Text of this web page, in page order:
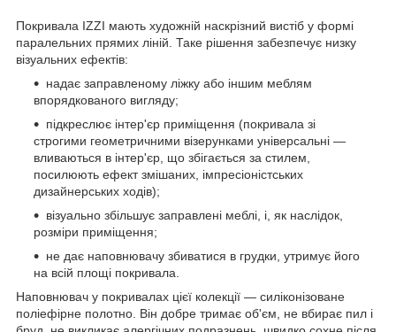
Покривала IZZI мають художній наскрізний вистіб у формі
паралельних прямих ліній. Таке рішення забезпечує низку
візуальних ефектів:
надає заправленому ліжку або іншим меблям
впорядкованого вигляду;
підкреслює інтер'єр приміщення (покривала зі
строгими геометричними візерунками універсальні —
вливаються в інтер'єр, що збігається за стилем,
посилюють ефект змішаних, імпресіоністських
дизайнерських ходів);
візуально збільшує заправлені меблі, і, як наслідок,
розміри приміщення;
не дає наповнювачу збиватися в грудки, утримує його
на всій площі покривала.
Наповнювач у покривалах цієї колекції — силіконізоване
поліефірне полотно. Він добре тримає об'єм, не вбирає пил і